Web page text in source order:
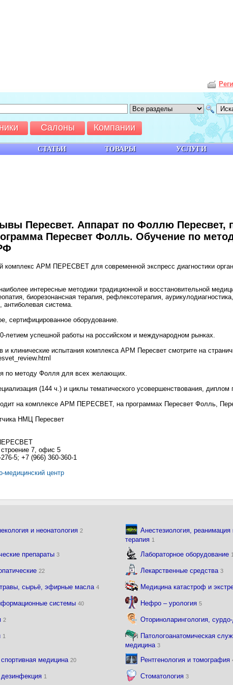
Пересвет. Аппарат по Фоллю Пересвет,
Пересвет Фолль. Обучение по
комплекс АРМ ПЕРЕСВЕТ для современной экспресс диагностики
интересные методики традиционной и восстановительной
биорезонансная терапия, рефлексотерапия,
антиболевая система.
сертифицированное оборудование.
летием успешной работы на российском и международном рынках.
и клинические испытания комплекса АРМ Пересвет смотрите на
по методу Фолля для всех желающих.
(144 ч.) и циклы тематического усовершенствования, диплом
на комплексе АРМ ПЕРЕСВЕТ, на программах Пересвет Фолль,
НМЦ Пересвет
ПЕРЕСВЕТ
7, офис 5
5; +7 (966) 360-360-1
медицинский центр
и неонатология 2
Анестезиология, реанимация
терапия 1
препараты 3 Лабораторное оборудование
22 Лекарственные средства3
сырьё, эфирные масла 4 Медицина катастроф и
системы 40 Нефро – урология5
2 Оториноларингология,
1
Патологоанатомическая
медицина3
медицина 20 Рентгенология и томография
1 Стоматология3
СТАТЬИ ТОВАРЫ УСЛУГИ
Салоны Компании